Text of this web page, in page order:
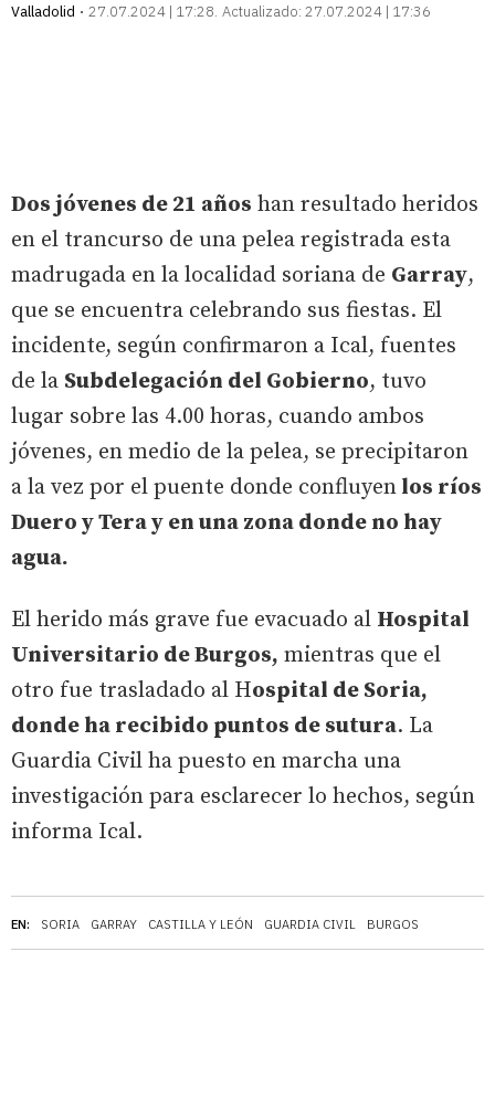
Valladolid
27.07.2024 | 17:28 Actualizado: 27.07.2024 | 17:36
EN: SORIA GARRAY CASTILLA Y LEÓN GUARDIA CIVIL BURGOS
Dos jóvenes de 21 años han resultado heridos
en el trancurso de una pelea registrada esta
madrugada en la localidad soriana de Garray,
que se encuentra celebrando sus fiestas. El
incidente, según confirmaron a Ical, fuentes
de la Subdelegación del Gobierno, tuvo
lugar sobre las 4.00 horas, cuando ambos
jóvenes, en medio de la pelea, se precipitaron
a la vez por el puente donde confluyen los ríos
Duero y Tera y en una zona donde no hay
agua.
El herido más grave fue evacuado al Hospital
Universitario de Burgos, mientras que el
otro fue trasladado al Hospital de Soria,
donde ha recibido puntos de sutura. La
Guardia Civil ha puesto en marcha una
investigación para esclarecer lo hechos, según
informa Ical.